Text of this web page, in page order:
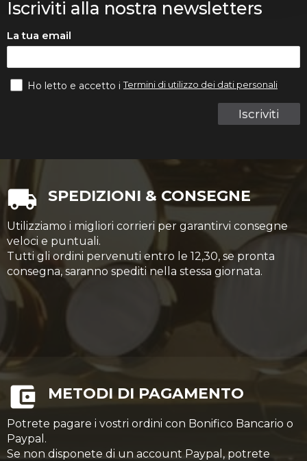
Iscriviti alla nostra newsletters
La tua email
Iscriviti
Ho letto e accetto iTermini di utilizzo dei dati personali
SPEDIZIONI & CONSEGNE
Utilizziamo i migliori corrieri per garantirvi consegne
veloci e puntuali.
Tutti gli ordini pervenuti entro le 12,30, se pronta
consegna, saranno spediti nella stessa giornata.
METODI DI PAGAMENTO
Potrete pagare i vostri ordini con Bonifico Bancario o
Paypal.
Se non disponete di un account Paypal, potrete